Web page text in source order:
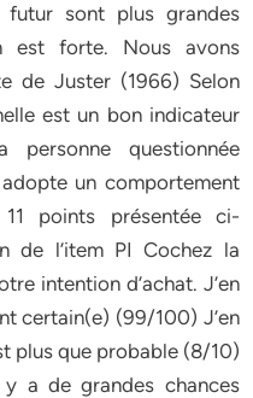
futur sont plus grandes
est forte. Nous avons
de Juster (1966) Selon
est un bon indicateur
questionnée
un comportement
points présentée ci-
de l’item PI Cochez la
intention d’achat. J’en
certain(e) (99/100) J’en
plus que probable (8/10)
a de grandes chances